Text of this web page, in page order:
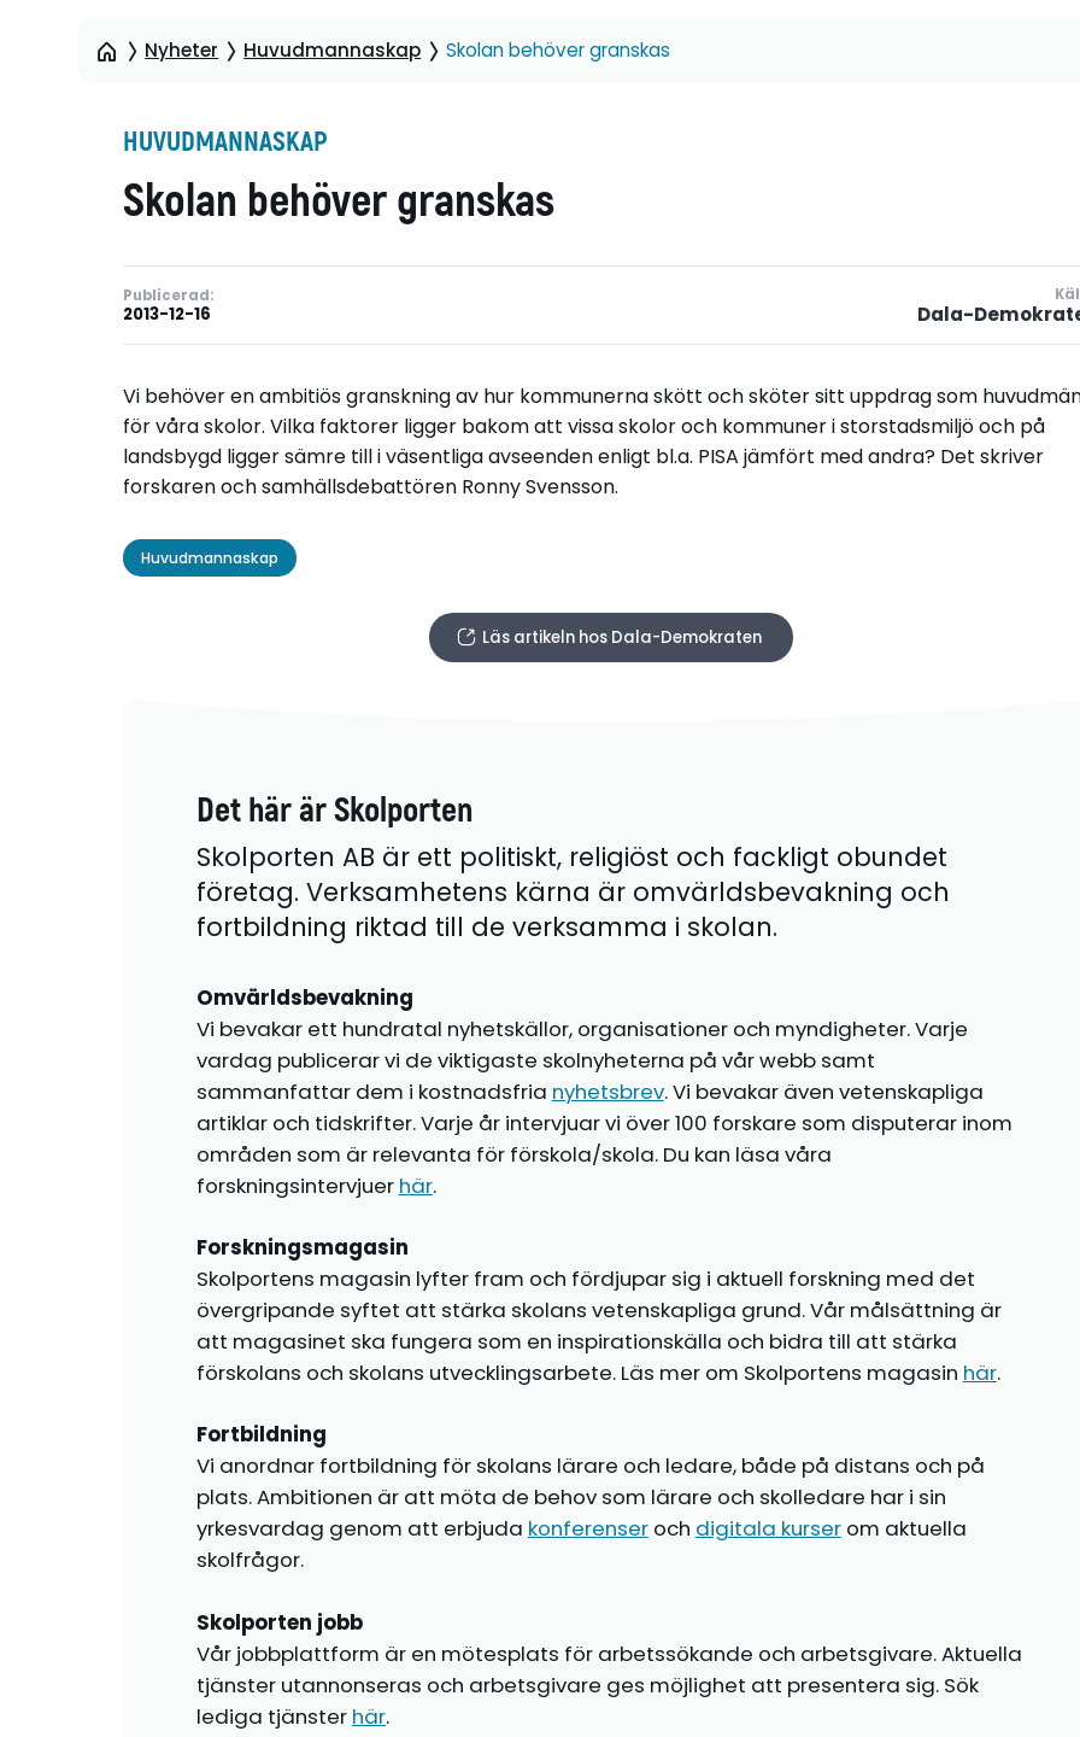
Nyheter Huvudmannaskap Skolan behöver granskas
HUVUDMANNASKAP
Skolan behöver granskas
Publicerad:
2013-12-16 Dala-
Vi behöver en ambitiös granskning av hur kommunerna skött och sköter sitt uppdrag som
för våra skolor. Vilka faktorer ligger bakom att vissa skolor och kommuner i storstadsmiljö och på
landsbygd ligger sämre till i väsentliga avseenden enligt bl.a. PISA jämfört med andra? Det skriver
forskaren och samhällsdebattören Ronny Svensson.
Huvudmannaskap
Läs artikeln hos Dala-Demokraten
Det här är Skolporten
Skolporten AB är ett politiskt, religiöst och fackligt obundet
företag. Verksamhetens kärna är omvärldsbevakning och
fortbildning riktad till de verksamma i skolan.
Omvärldsbevakning
Vi bevakar ett hundratal nyhetskällor, organisationer och myndigheter. Varje
vardag publicerar vi de viktigaste skolnyheterna på vår webb samt
sammanfattar dem i kostnadsfria nyhetsbrev. Vi bevakar även vetenskapliga
artiklar och tidskrifter. Varje år intervjuar vi över 100 forskare som disputerar inom
områden som är relevanta för förskola/skola. Du kan läsa våra
forskningsintervjuer här.
Forskningsmagasin
Skolportens magasin lyfter fram och fördjupar sig i aktuell forskning med det
övergripande syftet att stärka skolans vetenskapliga grund. Vår målsättning är
att magasinet ska fungera som en inspirationskälla och bidra till att stärka
förskolans och skolans utvecklingsarbete. Läs mer om Skolportens magasin här.
Fortbildning
Vi anordnar fortbildning för skolans lärare och ledare, både på distans och på
plats. Ambitionen är att möta de behov som lärare och skolledare har i sin
yrkesvardag genom att erbjuda konferenseroch digitala kurserom aktuella
skolfrågor.
Skolporten jobb
Vår jobbplattform är en mötesplats för arbetssökande och arbetsgivare. Aktuella
tjänster utannonseras och arbetsgivare ges möjlighet att presentera sig. Sök
lediga tjänster här.